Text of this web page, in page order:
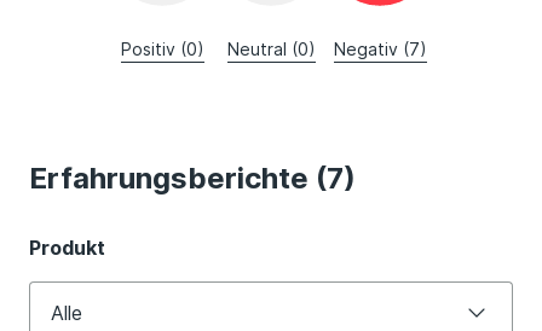
Positiv (0) Neutral (0) Negativ (7)
Erfahrungsberichte (7)
Produkt
Alle